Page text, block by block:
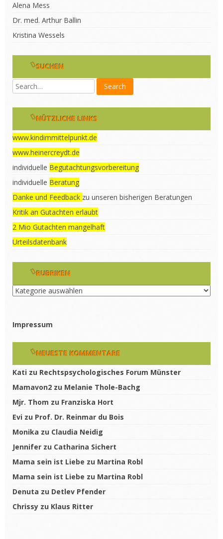
Alena Mess
Dr. med. Arthur Ballin
Kristina Wessels
SUCHEN
NÜTZLICHE LINKS
www.kindimmittelpunkt.de
www.heinercreydt.de
individuelle Begutachtungsvorbereitung
individuelle Beratung
Danke und Feedback zu unseren bisherigen Beratungen
Kritik an Gutachten erlaubt
2 Mio Gutachten mangelhaft
Urteilsdatenbank
RUBRIKEN
Rubriken
Impressum
NEUESTE KOMMENTARE
Kati zu Rechtspsychologisches Forum Münster
Mamavon2 zu Melanie Thole-Bachg
Mjr. Thom zu Franziska Hort
Evi zu Prof. Dr. Reinmar du Bois
Monika zu Claudia Neidig
Jennifer zu Catharina Sichert
Mama sein ist Liebe zu Martina Robl
Mama sein ist Liebe zu Martina Robl
Denuta zu Detlev Pfender
Chrissy zu Klaus Ritter